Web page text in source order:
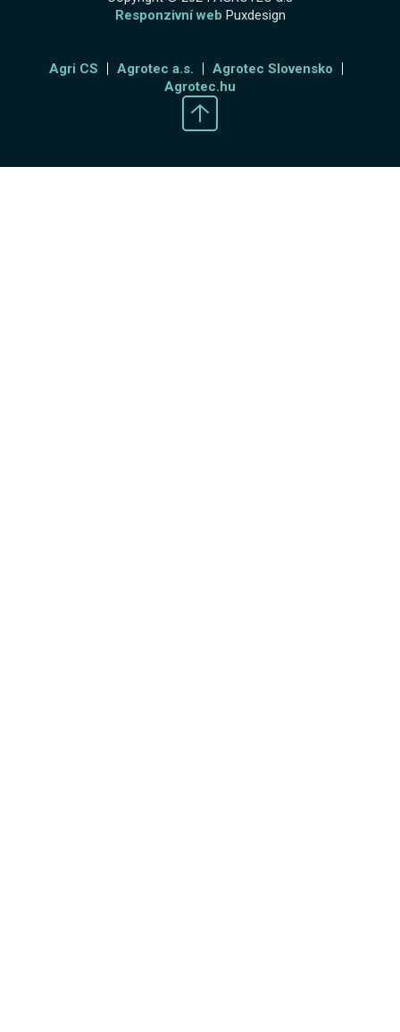
Responzivní web Puxdesign
Agri CS Agrotec a.s.
Agrotec Slovensko
Agrotec.hu